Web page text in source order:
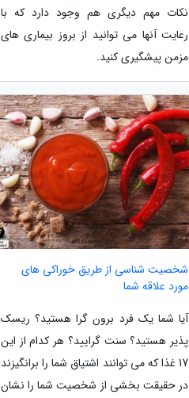
نکات مهم دیگری هم وجود دارد که با
رعایت آنها می توانید از بروز بیماری های
مزمن پیشگیری کنید.
شخصیت شناسی از طریق خوراکی های
مورد علاقه شما
آیا شما یک فرد برون گرا هستید؟ ریسک
پذیر هستید؟ سنت گرایید؟ هر کدام از این
17 غذا که می توانند اشتیاق شما را برانگیزند
در حقیقت بخشی از شخصیت شما را نشان